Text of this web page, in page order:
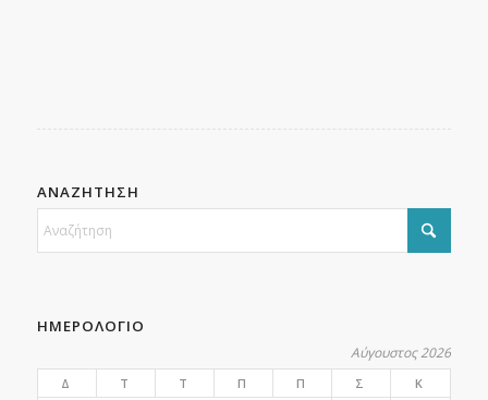
ΑΝΑΖΗΤΗΣΗ
ΗΜΕΡΟΛΟΓΙΟ
Αύγουστος 2026
Δ Τ Τ Π Π Σ
Κ